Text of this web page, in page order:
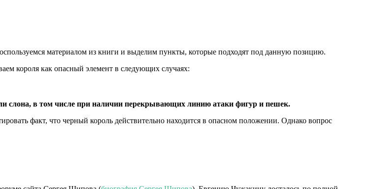
материалом из книги и выделим пункты, которые подходят под данную позицию.
короля как опасный элемент в следующих случаях:
слона, в том числе при наличии перекрывающих линию атаки фигур и пешек.
факт, что черный король действительно находится в опасном положении. Однако вопрос